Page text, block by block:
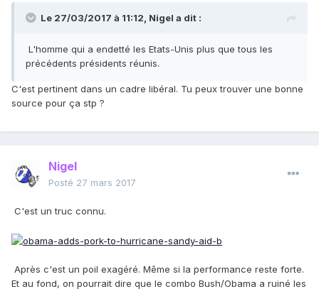
Le 27/03/2017 à 11:12, Nigel a dit :
L'homme qui a endetté les Etats-Unis plus que tous les
précédents présidents réunis.
C'est pertinent dans un cadre libéral. Tu peux trouver une bonne
source pour ça stp ?
Nigel
Posté 27 mars 2017
C'est un truc connu.
Après c'est un poil exagéré. Même si la performance reste forte.
Et au fond, on pourrait dire que le combo Bush/Obama a ruiné les